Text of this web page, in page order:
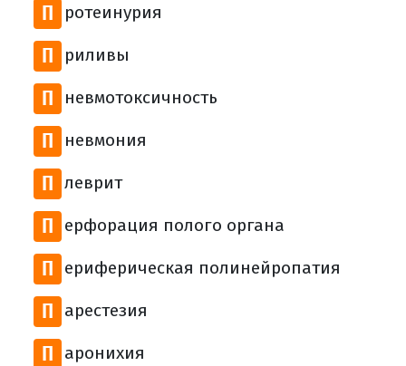
П ротеинурия
П риливы
П невмотоксичность
П невмония
П леврит
П ерфорация полого органа
П ериферическая полинейропатия
П арестезия
П аронихия